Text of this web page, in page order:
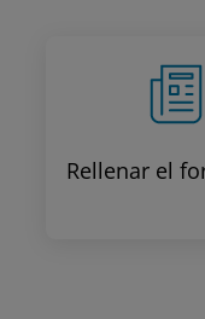
Rellenar el